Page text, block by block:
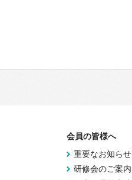
会員の皆様へ
重要なお知らせ
研修会のご案内